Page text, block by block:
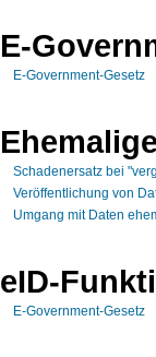
E-
E-Government-Gesetz
Schadenersatz bei
Veröffentlichung von
Umgang mit Daten
eID-
E-Government-Gesetz